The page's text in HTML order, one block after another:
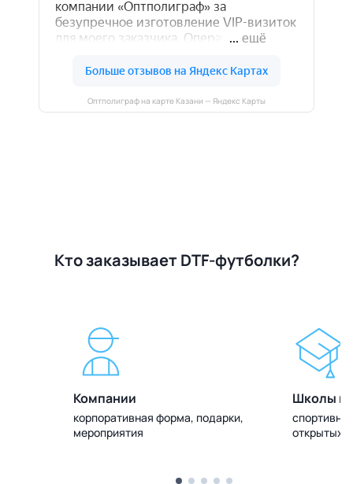
Оптполиграф на карте Казани — Яндекс Карты
Кто заказывает DTF-футболки?
Компании
корпоративная форма, подарки,
мероприятия
Школы и
открытых